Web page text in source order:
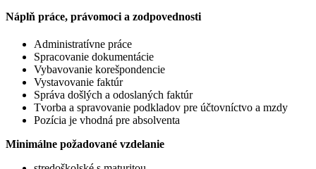
Náplň práce, právomoci a zodpovednosti
Administratívne práce
Spracovanie dokumentácie
Vybavovanie korešpondencie
Vystavovanie faktúr
Správa došlých a odoslaných faktúr
Tvorba a spravovanie podkladov pre účtovníctvo a mzdy
Pozícia je vhodná pre absolventa
Minimálne požadované vzdelanie